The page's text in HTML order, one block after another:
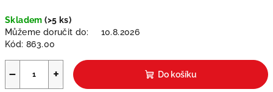
cena:
Skladem(>5 ks)
Můžeme doručit do:
10.8.2026
Kód: 863.00
+
− Do košíku